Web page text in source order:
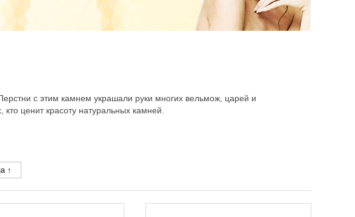
с этим камнем украшали руки многих вельмож, царей и
ценит красоту натуральных камней.
↑